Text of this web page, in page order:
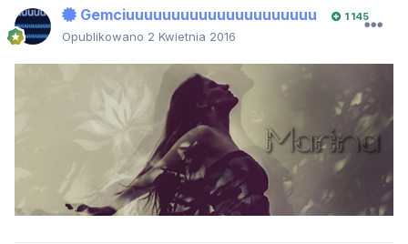
Gemciuuuuuuuuuuuuuuuuuuuuu 1 145
Opublikowano 2 Kwietnia 2016